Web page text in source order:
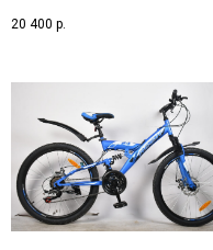
20 400 р.